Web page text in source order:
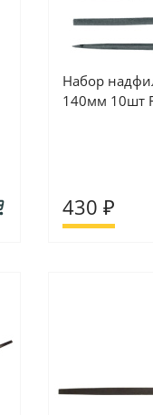
Набор
140мм 10шт
430 ₽